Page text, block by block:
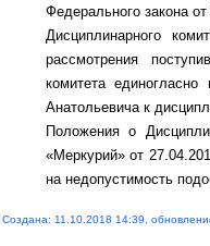
Федерального закона
Дисциплинарного
рассмотрения
комитета
Анатольевича к
Положения о
«Меркурий» от
на недопустимость
Создана: 11.10.2018 14:39,